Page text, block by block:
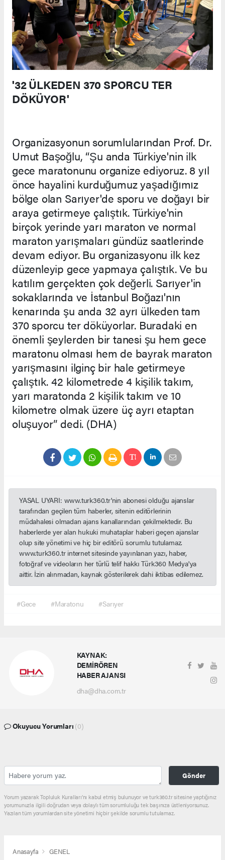
'32 ÜLKEDEN 370 SPORCU TER
DÖKÜYOR'
Organizasyonun sorumlularından Prof. Dr.
Umut Başoğlu, “Şu anda Türkiye'nin ilk
gece maratonunu organize ediyoruz. 8 yıl
önce hayalini kurduğumuz yaşadığımız
bölge olan Sarıyer'de sporu ve doğayı bir
araya getirmeye çalıştık. Türkiye'nin
birçok yerinde yarı maraton ve normal
maraton yarışmaları gündüz saatlerinde
devam ediyor. Bu organizasyonu ilk kez
düzenleyip gece yapmaya çalıştık. Ve bu
katılım gerçekten çok değerli. Sarıyer'in
sokaklarında ve İstanbul Boğazı'nın
kenarında şu anda 32 ayrı ülkeden tam
370 sporcu ter döküyorlar. Buradaki en
önemli şeylerden bir tanesi şu hem gece
maratonu olması hem de bayrak maraton
yarışmasını ilginç bir hale getirmeye
çalıştık. 42 kilometrede 4 kişilik takım,
yarı maratonda 2 kişilik takım ve 10
kilometre olmak üzere üç ayrı etaptan
oluşuyor” dedi. (DHA)
YASAL UYARI: www.turk360.tr'nin abonesi olduğu ajanslar
tarafından geçilen tüm haberler, sitenin editörlerinin
müdahalesi olmadan ajans kanallarından çekilmektedir. Bu
haberlerde yer alan hukuki muhataplar haberi geçen ajanslar
olup site yönetimi ve hiç bir editörü sorumlu tutulamaz.
www.turk360.tr internet sitesinde yayınlanan yazı, haber,
fotoğraf ve videoların her türlü telif hakkı Türk360 Medya'ya
aittir. İzin alınmadan, kaynak gösterilerek dahi iktibas edilemez.
#Gece #Maratonu #Sarıyer
KAYNAK:
DEMİRÖREN
HABER AJANSI
dha@dha.com.tr
Okuyucu Yorumları (0)
Gönder
Yorum yazarak Topluluk Kuralları’nı kabul etmiş bulunuyor ve turk360.tr sitesine yaptığınız
yorumunuzla ilgili doğrudan veya dolaylı tüm sorumluluğu tek başınıza üstleniyorsunuz.
Yazılan tüm yorumlardan site yönetimi hiçbir şekilde sorumlu tutulamaz.
Anasayfa GENEL